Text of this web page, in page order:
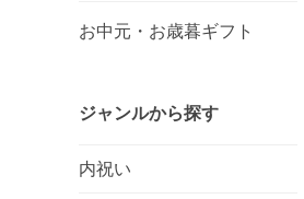
お中元・お歳暮ギフト
ジャンルから探す
内祝い